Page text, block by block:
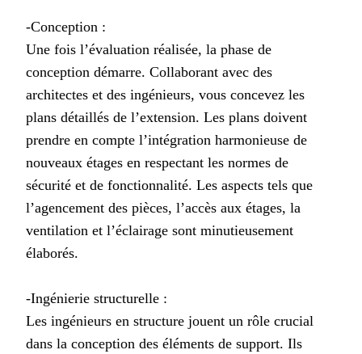
-Conception :
Une fois l’évaluation réalisée, la phase de
conception démarre. Collaborant avec des
architectes et des ingénieurs, vous concevez les
plans détaillés de l’extension. Les plans doivent
prendre en compte l’intégration harmonieuse de
nouveaux étages en respectant les normes de
sécurité et de fonctionnalité. Les aspects tels que
l’agencement des pièces, l’accès aux étages, la
ventilation et l’éclairage sont minutieusement
élaborés.
-Ingénierie structurelle :
Les ingénieurs en structure jouent un rôle crucial
dans la conception des éléments de support. Ils